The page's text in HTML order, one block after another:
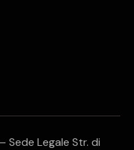
Sede Legale Str. di